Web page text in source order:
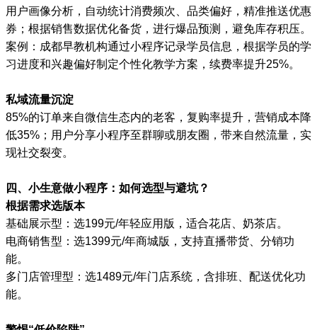
用户画像分析，自动统计消费频次、品类偏好，精准推送优惠
券；根据销售数据优化备货，进行爆品预测，避免库存积压。
案例：成都早教机构通过小程序记录学员信息，根据学员的学
习进度和兴趣偏好制定个性化教学方案，续费率提升25%。
私域流量沉淀
85%的订单来自微信生态内的老客，复购率提升，营销成本降
低35%；用户分享小程序至群聊或朋友圈，带来自然流量，实
现社交裂变。
四、小生意做小程序：如何选型与避坑？
根据需求选版本
基础展示型：选199元/年轻应用版，适合花店、奶茶店。
电商销售型：选1399元/年商城版，支持直播带货、分销功
能。
多门店管理型：选1489元/年门店系统，含排班、配送优化功
能。